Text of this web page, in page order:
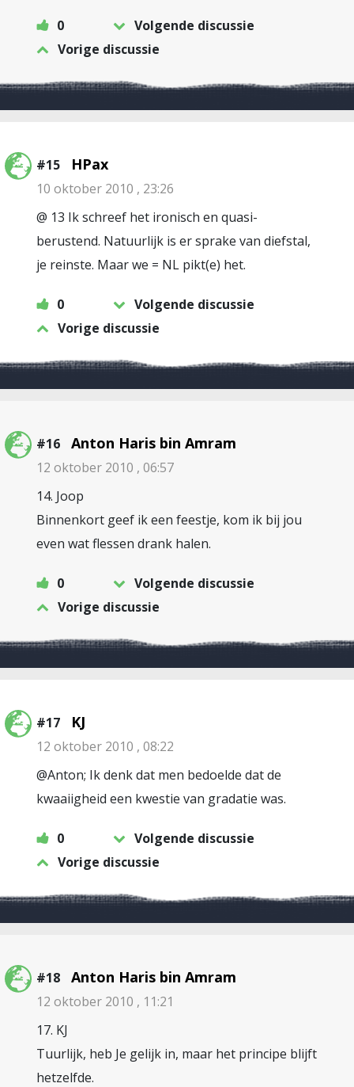
0
Volgende discussie
Vorige discussie
#15 HPax
10 oktober 2010 , 23:26
@ 13 Ik schreef het ironisch en quasi-
berustend. Natuurlijk is er sprake van diefstal,
je reinste. Maar we = NL pikt(e) het.
0
Volgende discussie
Vorige discussie
#16 Anton Haris bin Amram
12 oktober 2010 , 06:57
14. Joop
Binnenkort geef ik een feestje, kom ik bij jou
even wat flessen drank halen.
0
Volgende discussie
Vorige discussie
#17 KJ
12 oktober 2010 , 08:22
@Anton; Ik denk dat men bedoelde dat de
kwaaiigheid een kwestie van gradatie was.
0
Volgende discussie
Vorige discussie
#18 Anton Haris bin Amram
12 oktober 2010 , 11:21
17. KJ
Tuurlijk, heb Je gelijk in, maar het principe blijft
hetzelfde.